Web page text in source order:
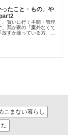
たこと・もの、や
買いに行く手間・管理
我が家の「案外なくて
すか迷っている方、購
こまない暮らし